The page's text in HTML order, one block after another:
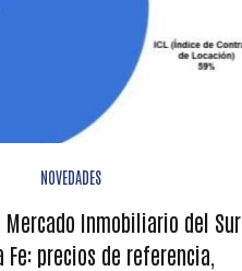
NOVEDADES
Inmobiliario del Sur
Fe: precios de referencia,